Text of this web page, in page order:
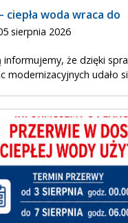
ciepła woda wraca do
sierpnia 2026
informujemy, że dzięki
modernizacyjnych udało